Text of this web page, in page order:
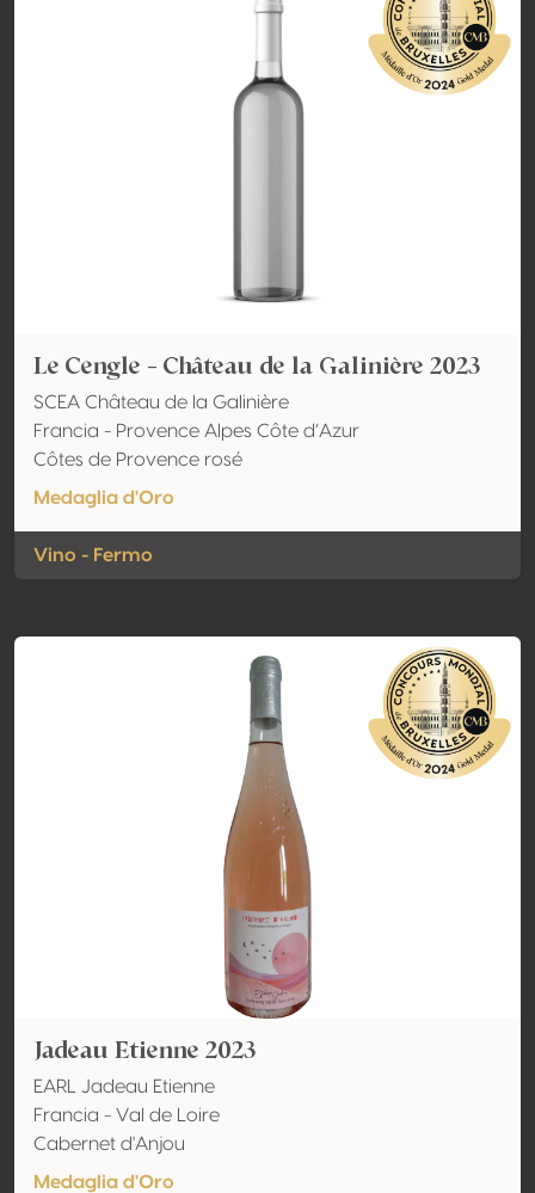
Le Cengle - Château de la Galinière 2023
SCEA Château de la Galinière
Francia - Provence Alpes Côte d’Azur
Côtes de Provence rosé
Medaglia d'Oro
Vino - Fermo
Jadeau Etienne 2023
EARL Jadeau Etienne
Francia - Val de Loire
Cabernet d'Anjou
Medaglia d'Oro